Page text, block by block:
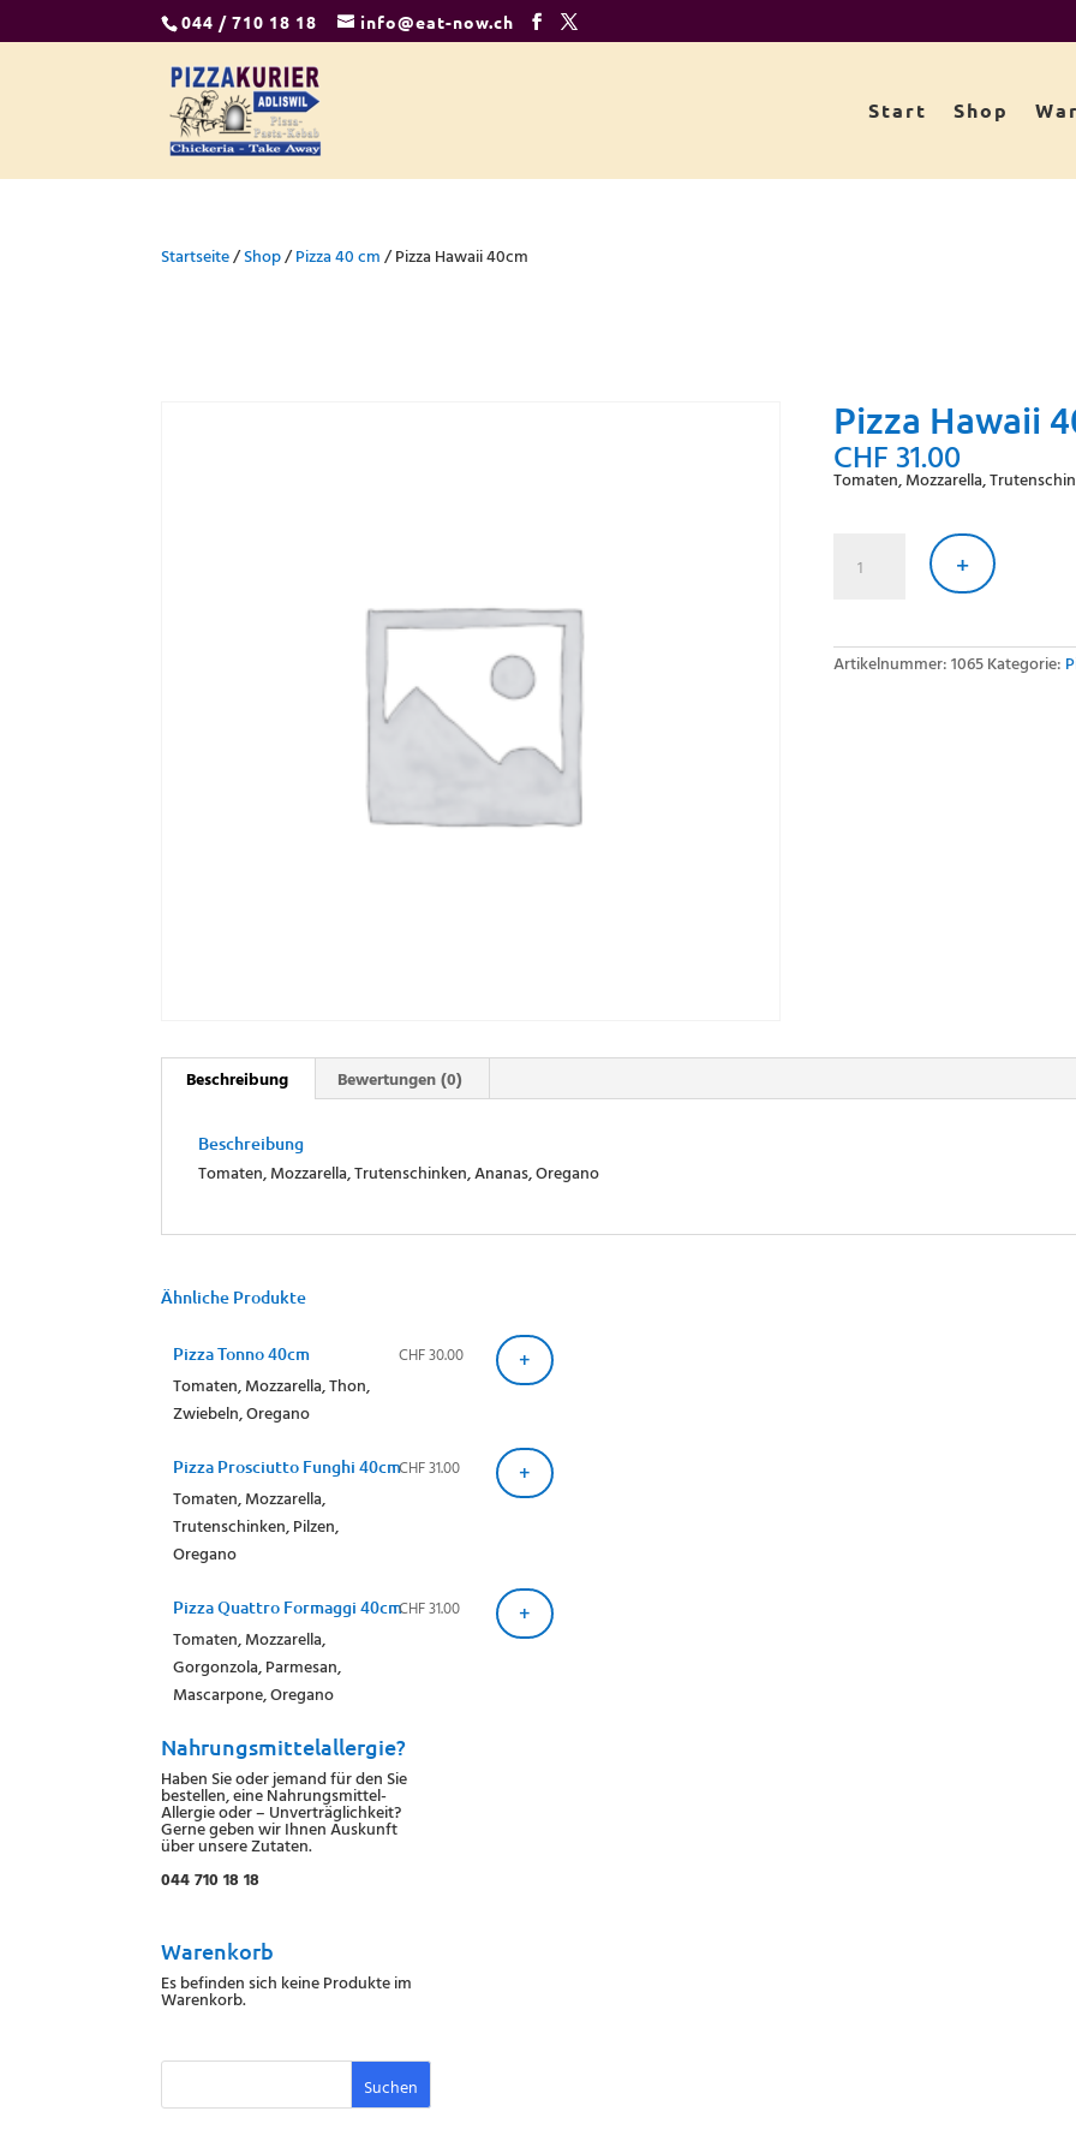
044 / 710 18 18 info@eat-now.ch
Start Shop
Startseite/Shop/Pizza 40 cm/ Pizza Hawaii 40cm
Pizza Hawaii
CHF 31.00
Tomaten, Mozzarella,
Hawaii
40cm +
Artikelnummer:1065 Kategorie:
Beschreibung Bewertungen (0)
Beschreibung
Tomaten, Mozzarella, Trutenschinken, Ananas, Oregano
Ähnliche Produkte
Pizza Tonno 40cm CHF30.00 +
Tomaten, Mozzarella, Thon,
Zwiebeln, Oregano
Pizza Prosciutto Funghi 40cmCHF31.00 +
Tomaten, Mozzarella,
Trutenschinken, Pilzen,
Oregano
Pizza Quattro Formaggi 40cmCHF31.00 +
Tomaten, Mozzarella,
Gorgonzola, Parmesan,
Mascarpone, Oregano
Nahrungsmittelallergie?
Haben Sie oder jemand für den Sie
bestellen, eine Nahrungsmittel-
Allergie oder – Unverträglichkeit?
Gerne geben wir Ihnen Auskunft
über unsere Zutaten.
044 710 18 18
Warenkorb
Es befinden sich keine Produkte im
Warenkorb.